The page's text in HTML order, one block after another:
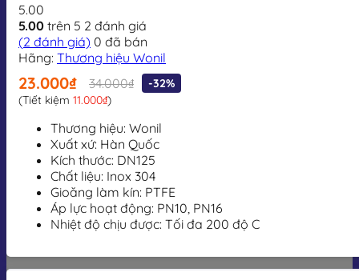
5.00
5.00 trên 5 2 đánh giá
(2 đánh giá) 0 đã bán
Hãng: Thương hiệu Wonil
23.000₫ 34.000₫
-32%
(Tiết kiệm 11.000₫)
Thương hiệu: Wonil
Xuất xứ: Hàn Quốc
Kích thước: DN125
Chất liệu: Inox 304
Gioăng làm kín: PTFE
Áp lực hoạt động: PN10, PN16
Nhiệt độ chịu được: Tối đa 200 độ C